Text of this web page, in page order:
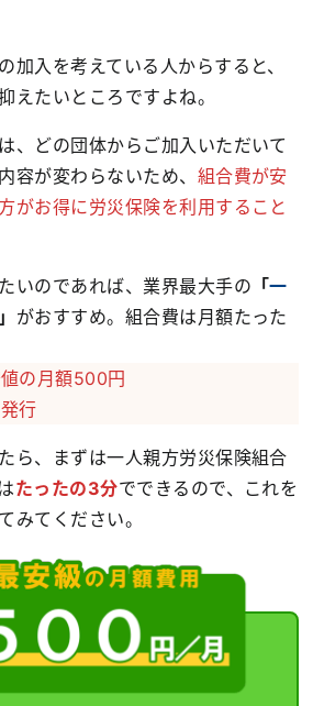
加入を考えている人からすると、
えたいところですよね。
、どの団体からご加入いただいて
容が変わらないため、 組合費が安
がお得に労災保険を利用すること
いのであれば、業界最大手の 「一
」 がおすすめ。組合費は月額たった
の月額500円
行
ら、まずは一人親方労災保険組合
たったの3分でできるので、これを
みてください。